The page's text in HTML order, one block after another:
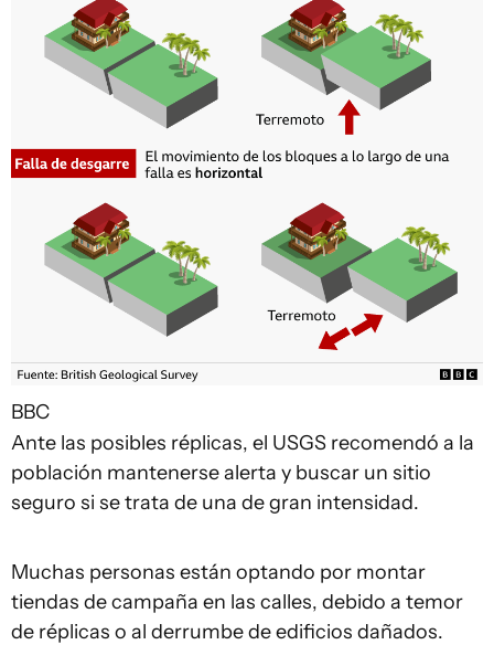
BBC
Ante las posibles réplicas, el USGS recomendó a la
población mantenerse alerta y buscar un sitio
seguro si se trata de una de gran intensidad.
Muchas personas están optando por montar
tiendas de campaña en las calles, debido a temor
de réplicas o al derrumbe de edificios dañados.